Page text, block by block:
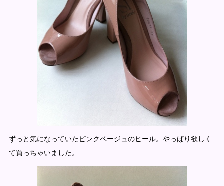
ずっと気になっていたピンクベージュのヒール。やっぱり欲しく
て買っちゃいました。